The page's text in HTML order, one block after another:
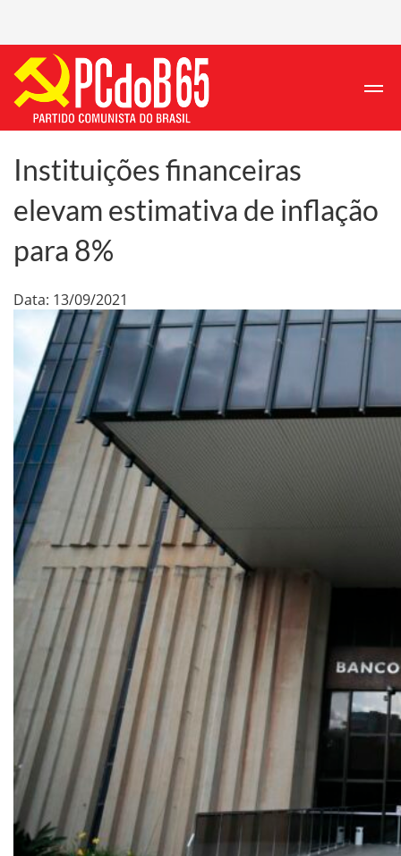
Instituições financeiras
elevam estimativa de inflação
para 8%
Data: 13/09/2021